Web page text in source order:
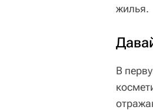
жилья.
В